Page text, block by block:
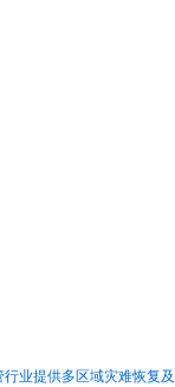
业提供多区域灾难恢复及